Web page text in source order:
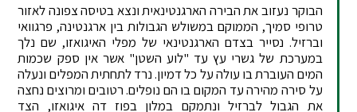
הבוקר נעזוב את הבירה הארגנטינאית ונצא בטיסה צפונה לאזור
טרופי סמיך, הממוקם במשולש הגבולות בין ארגנטינה, פרגוואי
וברזיל. נסייר בצדם הארגנטינאי של מפלי האיגואזו, שם נלך
במערכת של גשרי עץ עד "לוע השטן" אשר אין ספק שכמות
המים העוברת בו עולה על כל דמיון. נרד לתחתית המפלים ונעלה
על סירה מהירה עד המקום בו הם נופלים. רטובים ומרוצים נחצה
את הגבול לברזיל ונתמקם במלון בפוז דה איגואזו, הצד